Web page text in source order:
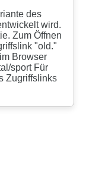
des
wird.
Zum Öffnen
"old."
Browser
sport Für
Zugriffslinks